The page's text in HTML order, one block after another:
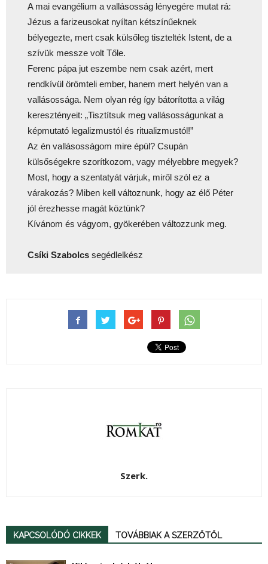
A mai evangélium a vallásosság lényegére mutat rá:
Jézus a farizeusokat nyíltan kétszínűeknek
bélyegezte, mert csak külsőleg tisztelték Istent, de a
szívük messze volt Tőle.
Ferenc pápa jut eszembe nem csak azért, mert
rendkívül örömteli ember, hanem mert helyén van a
vallásossága. Nem olyan rég így bátorította a világ
keresztényeit: „Tisztítsuk meg vallásosságunkat a
képmutató legalizmustól és ritualizmustól!”
Az én vallásosságom mire épül? Csupán
külsőségekre szorítkozom, vagy mélyebbre megyek?
Most, hogy a szentatyát várjuk, miről szól ez a
várakozás? Miben kell változnunk, hogy az élő Péter
jól érezhesse magát köztünk?
Kívánom és vágyom, gyökerében változzunk meg.
Csíki Szabolcssegédlelkész
Szerk.
KAPCSOLÓDÓ CIKKEK TOVÁBBIAK A SZERZŐTŐL